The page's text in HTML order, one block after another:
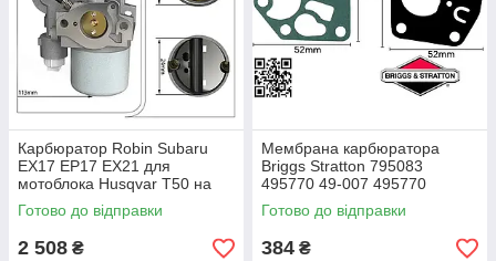
Карбюратор Robin Subaru
EX17 EP17 EX21 для
мотоблока Husqvar T50 на
мотокультиватор Solo Pubert
Нева 503 277-62301-60 277-
62301-30
Готово до відправки
2 508 ₴
Мембрана карбюратора
Briggs Stratton 795083
495770 49-007 495770
прокладка для двигунів брігс
стратон на газонокосарку
мотоблок
Готово до відправки
384 ₴